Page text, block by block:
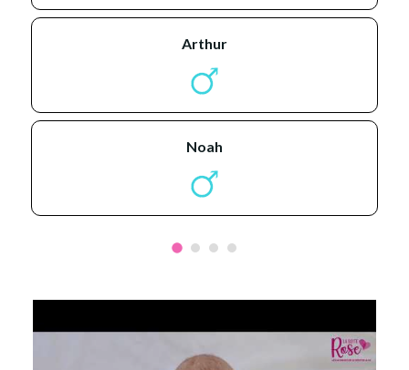
arthur
noah